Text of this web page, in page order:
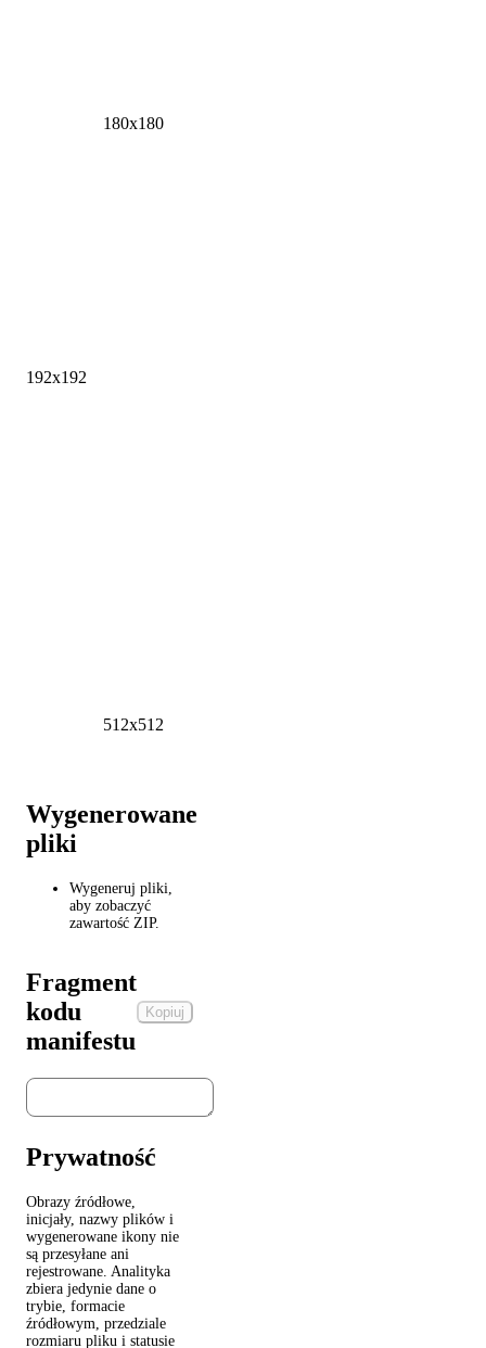
180x180
192x192
512x512
Wygenerowane
pliki
Wygeneruj pliki,
aby zobaczyć
zawartość ZIP.
Fragment
kodu
manifestu
Kopiuj
Prywatność
Obrazy źródłowe,
inicjały, nazwy plików i
wygenerowane ikony nie
są przesyłane ani
rejestrowane. Analityka
zbiera jedynie dane o
trybie, formacie
źródłowym, przedziale
rozmiaru pliku i statusie